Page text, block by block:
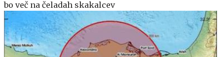
bo več na čeladah skakalcev